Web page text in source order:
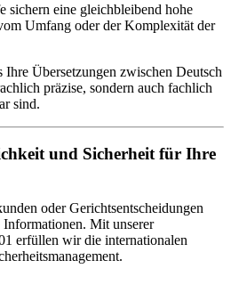
sichern eine gleichbleibend hohe
Umfang oder der Komplexität der
Übersetzungen zwischen Deutsch
präzise, sondern auch fachlich
sind.
und Sicherheit für Ihre
oder Gerichtsentscheidungen
Mit unserer
erfüllen wir die internationalen